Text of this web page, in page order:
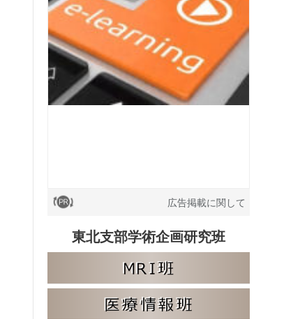
広告掲載に関して
東北支部学術企画研究班